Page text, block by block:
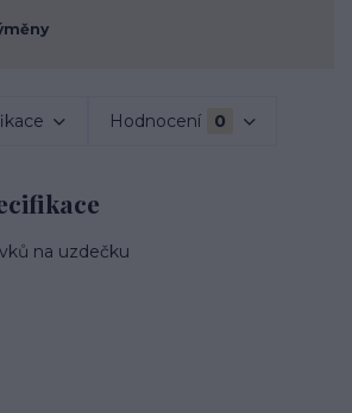
Hodnocení 0
na uzdečku